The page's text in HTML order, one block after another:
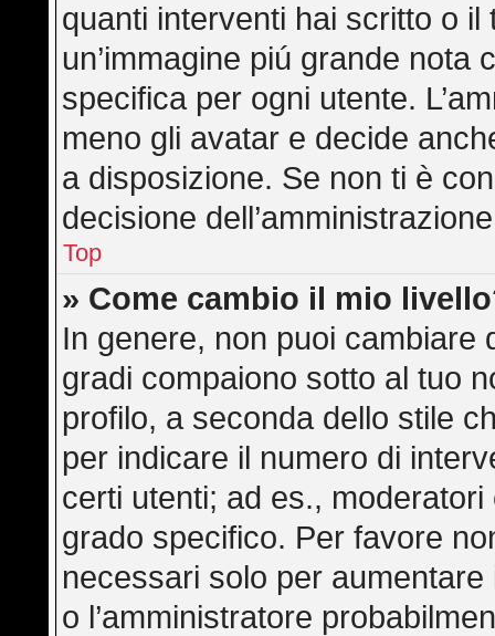
quanti interventi hai scritto o
un’immagine piú grande
specifica per ogni utente.
meno gli avatar e decide
a disposizione. Se non ti è
decisione
Top
» Come cambio il mio
In genere, non puoi cambiare
gradi compaiono sotto al tuo
profilo, a seconda dello stile
per indicare il numero di
certi utenti; ad es.,
grado specifico. Per favore
necessari solo per
o l’amministratore